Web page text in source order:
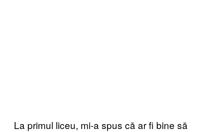
La primul liceu, mi-a spus că ar fi bine să